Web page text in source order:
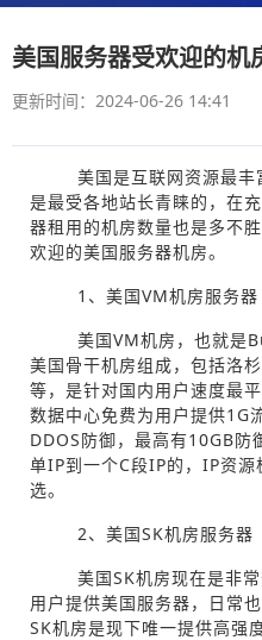
美国服务器受欢迎的机
更新时间：2024-06-26 14:41
美国是互联网资源最丰
是最受各地站长青睐的，在
器租用的机房数量也是多不
欢迎的美国服务器机房。
1、美国VM机房服务器
美国VM机房，也就是
美国骨干机房组成，包括洛
等，是针对国内用户速度最
数据中心免费为用户提供1G
DDOS防御，最高有10GB防
单IP到一个C段IP的，IP资
选。
2、美国SK机房服务器
美国SK机房现在是非
用户提供美国服务器，日常
SK机房是现下唯一提供高强